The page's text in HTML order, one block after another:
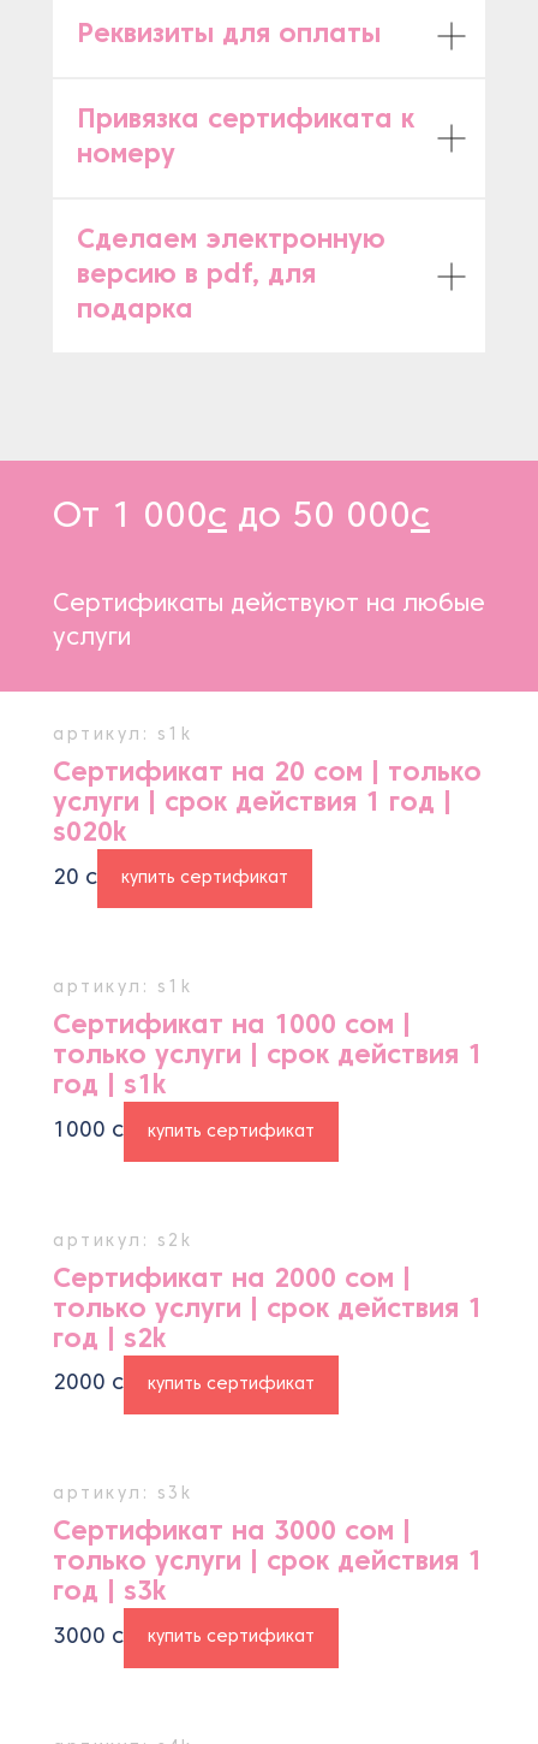
Реквизиты для оплаты
Привязка сертификата к
номеру
Сделаем электронную
версию в pdf, для
подарка
От 1 000с до 50 000с
Сертификаты действуют на любые
услуги
артикул: s1k
Сертификат на 20 сом | только
услуги | срок действия 1 год |
s020k
20 с купить сертификат
артикул: s1k
Сертификат на 1000 сом |
только услуги | срок действия 1
год | s1k
1000 с купить сертификат
артикул: s2k
Сертификат на 2000 сом |
только услуги | срок действия 1
год | s2k
2000 с купить сертификат
артикул: s3k
Сертификат на 3000 сом |
только услуги | срок действия 1
год | s3k
3000 с купить сертификат